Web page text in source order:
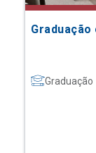
Graduação